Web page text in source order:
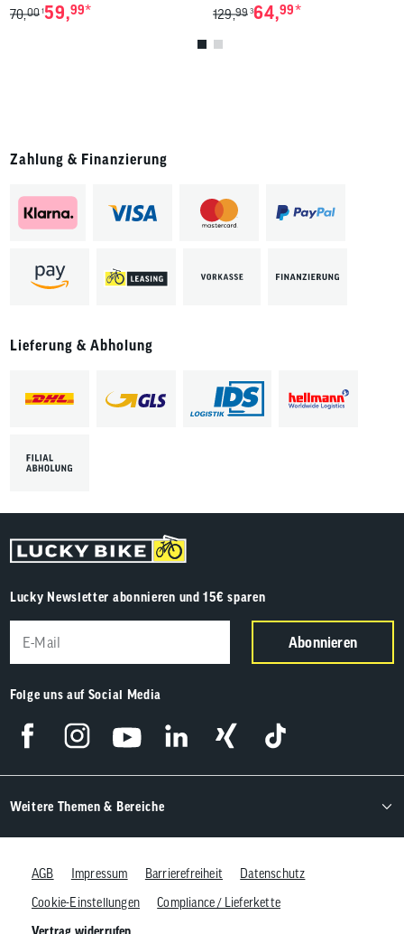
70,00 159,99* 129,99 364,99*
Zahlung & Finanzierung
Lieferung & Abholung
Lucky Newsletter abonnieren und 15€ sparen
Abonnieren
Folge uns auf Social Media
Weitere Themen & Bereiche
AGB Impressum Barrierefreiheit
Datenschutz
Cookie-Einstellungen
Compliance / Lieferkette